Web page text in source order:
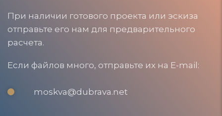
При наличии готового проекта или эскиза
отправьте его нам для предварительного
расчета.
Если файлов много, отправьте их на E-mail:
moskva@dubrava.net